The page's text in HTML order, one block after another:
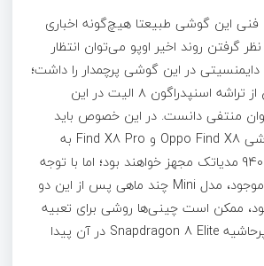
این گوشی طبیعتا هیچ‌گونه اخباری
نظر گرفتن روند اخیر اوپو می‌توان انتظار
در این گوشی پرچمدار را داشت؛
هرچند که بهره بردن از تراشه اسنپدراگون ۸ الیت در این
منتفی دانست. در این خصوص باید
اشاره کرد که دو گوشی Oppo Find X8 و Find X8 Pro به
تراشه دایمنسیتی 9400 مدیاتک مجهز خواهند بود؛ اما با توجه
به آن‌که طبق اخبار موجود، مدل Mini چند ماهی پس از این دو
ممکن است چینی‌ها روشی برای تعبیه
تراشه قدرتمند، اما پرحاشیه Snapdragon 8 Elite در آن پیدا